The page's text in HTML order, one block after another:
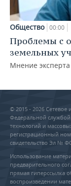
Общество 00:00
Проблемы с
земельных
Мнение эксперта
© 2015 - 2026 Сетевое
Федеральной
технологий и
регистрационный
свидетельство Эл №
Использование
предварительного
прямая гиперссылка
воспроизведении